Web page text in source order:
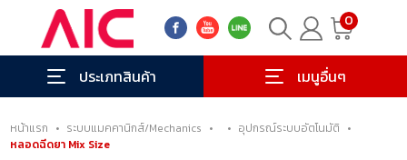
0
ประเภทสินค้า เมนูอื่นๆ
หน้าแรก • ระบบแมคคานิกส์/Mechanics • • อุปกรณ์ระบบอัตโนมัติ •
หลอดฉีดยา Mix Size